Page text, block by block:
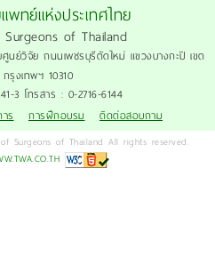
พทย์แห่งประเทศไทย
of Thailand
นย์วิจัย ถนนเพชรบุรีตัดใหม่ แขวงบางกะปิ เขต
รุงเทพฯ 10310
3 โทรสาร : 0-2716-6144
ร การฝึกอบรม ติดต่อสอบถาม
Surgeons of Thailand All rights reserved.